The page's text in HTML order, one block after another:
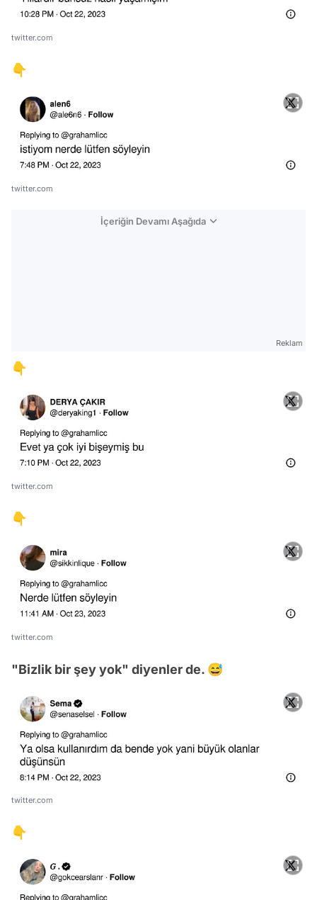
twitter.com
👇
twitter.com
İçeriğin Devamı Aşağıda
Reklam
👇
twitter.com
👇
twitter.com
"Bizlik bir şey yok" diyenler de. 😅
twitter.com
👇